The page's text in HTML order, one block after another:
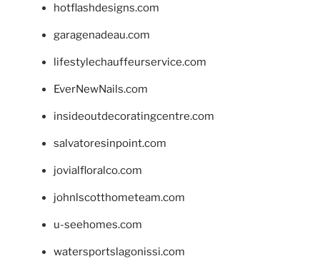
hotflashdesigns.com
garagenadeau.com
lifestylechauffeurservice.com
EverNewNails.com
insideoutdecoratingcentre.com
salvatoresinpoint.com
jovialfloralco.com
johnlscotthometeam.com
u-seehomes.com
watersportslagonissi.com